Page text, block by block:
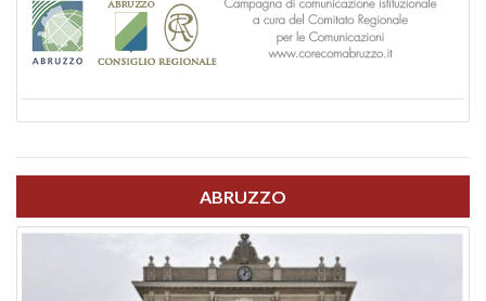
ABRUZZO